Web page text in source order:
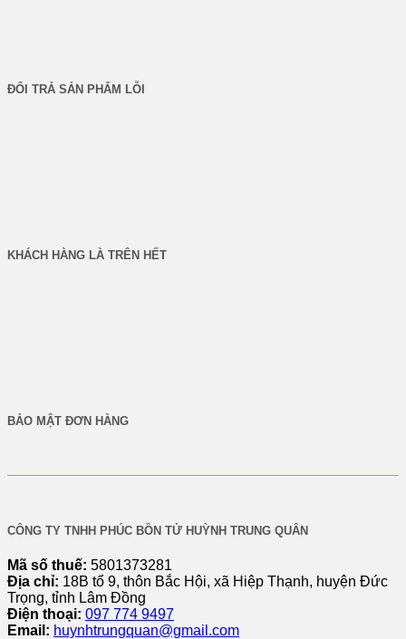
ĐỔI TRẢ SẢN PHẨM LỖI
KHÁCH HÀNG LÀ TRÊN HẾT
BẢO MẬT ĐƠN HÀNG
CÔNG TY TNHH PHÚC BỒN TỬ HUỲNH TRUNG QUÂN
Mã số thuế: 5801373281
Địa chỉ: 18B tổ 9, thôn Bắc Hội, xã Hiệp Thạnh, huyện Đức
Trọng, tỉnh Lâm Đồng
Điện thoại: 097 774 9497
Email: huynhtrungquan@gmail.com